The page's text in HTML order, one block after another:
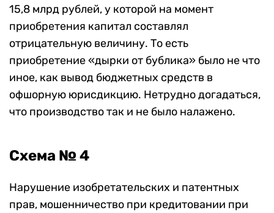
15,8 млрд рублей, у которой на момент
приобретения капитал составлял
отрицательную величину. То есть
приобретение «дырки от бублика» было не что
иное, как вывод бюджетных средств в
офшорную юрисдикцию. Нетрудно догадаться,
что производство так и не было налажено.
Схема № 4
Нарушение изобретательских и патентных
прав, мошенничество при кредитовании при